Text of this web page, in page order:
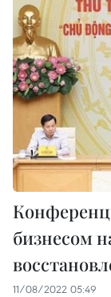
бизнесом
11/08/2022 05:49